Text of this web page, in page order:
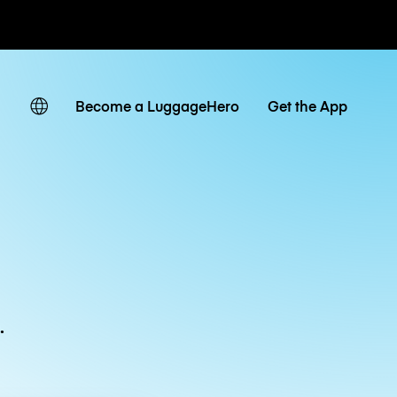
Become a LuggageHero Get the App